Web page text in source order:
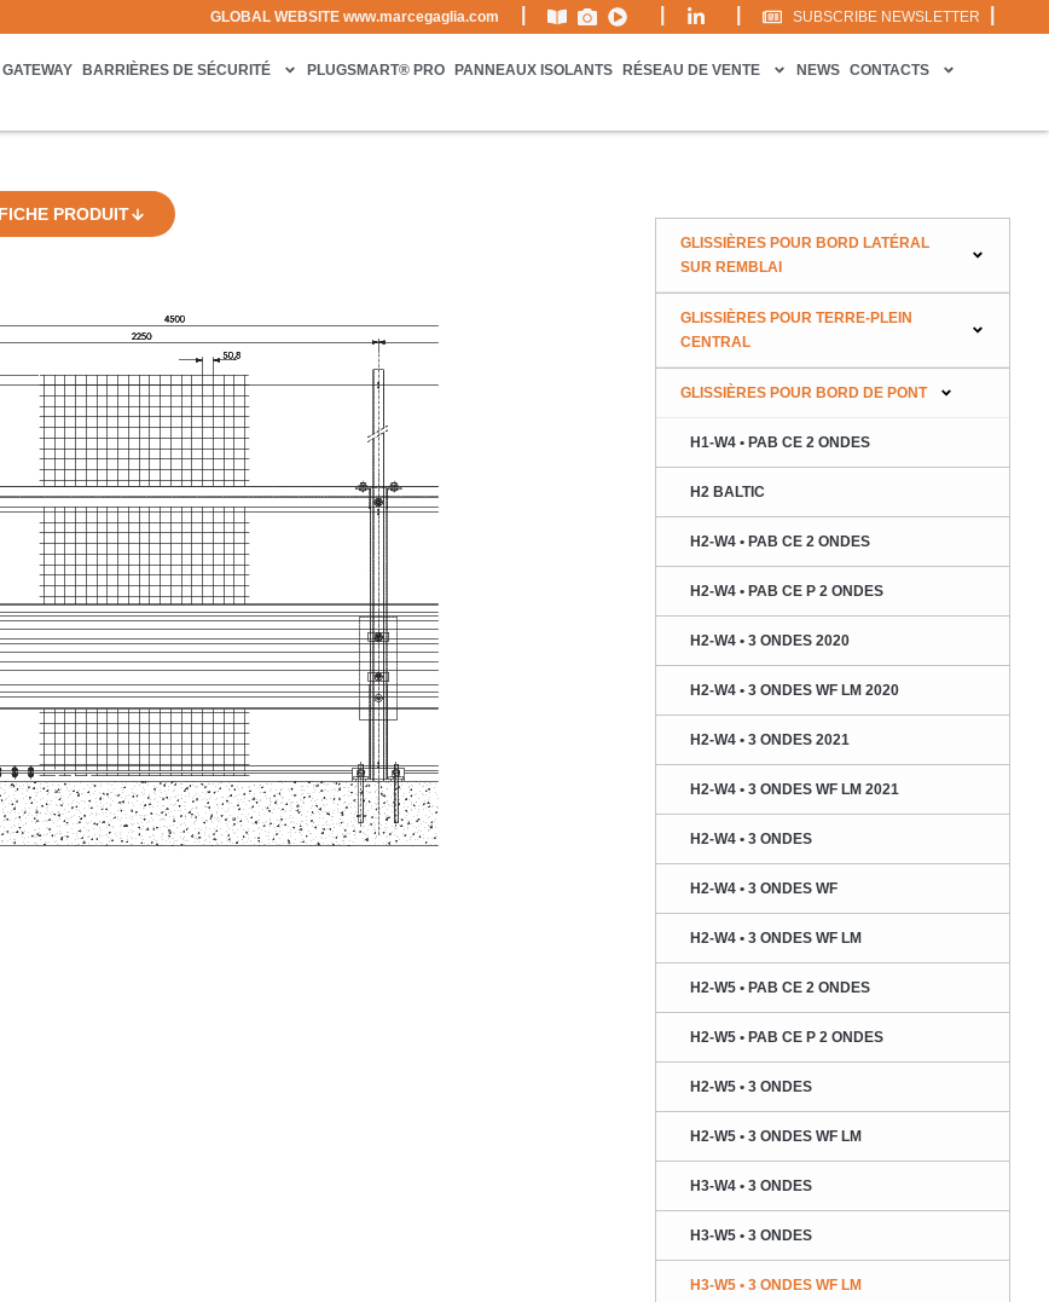
GLOBAL WEBSITE www.marcegaglia.com SUBSCRIBE NEWSLETTER
GATEWAY BARRIÈRES DE SÉCURITÉ PLUGSMART® PRO PANNEAUX ISOLANTS RÉSEAU DE VENTE NEWS
CONTACTS
FICHE PRODUIT
GLISSIÈRES POUR BORD LATÉRAL
SUR REMBLAI
GLISSIÈRES POUR TERRE-PLEIN
CENTRAL
GLISSIÈRES POUR BORD DE PONT
H1-W4 • PAB CE 2 ONDES
H2 BALTIC
H2-W4 • PAB CE 2 ONDES
H2-W4 • PAB CE P 2 ONDES
H2-W4 • 3 ONDES 2020
H2-W4 • 3 ONDES WF LM 2020
H2-W4 • 3 ONDES 2021
H2-W4 • 3 ONDES WF LM 2021
H2-W4 • 3 ONDES
H2-W4 • 3 ONDES WF
H2-W4 • 3 ONDES WF LM
H2-W5 • PAB CE 2 ONDES
H2-W5 • PAB CE P 2 ONDES
H2-W5 • 3 ONDES
H2-W5 • 3 ONDES WF LM
H3-W4 • 3 ONDES
H3-W5 • 3 ONDES
H3-W5 • 3 ONDES WF LM